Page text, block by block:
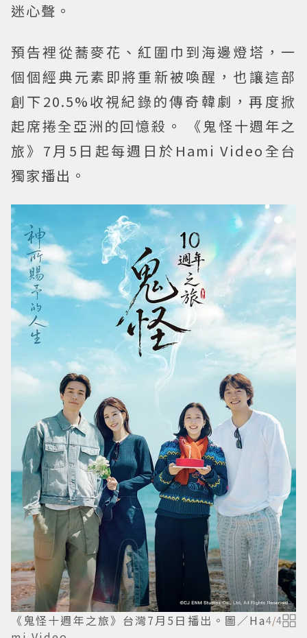
迷心聲。
預告裡從蕎麥花、紅圍巾到海邊燈塔，一
個個經典元素即將重新被喚醒，也讓這部
創下20.5%收視紀錄的傳奇韓劇，再度掀
起席捲全亞洲的回憶殺。 《鬼怪十週年之
旅》7月5日起每週日於Hami Video全台
獨家播出。
《鬼怪十週年之旅》台灣7月5日播出。圖／Ha4/4